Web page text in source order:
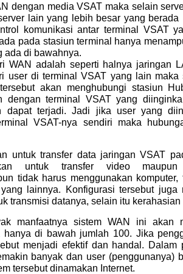
dengan media VSAT maka selain
lain yang lebih besar yang
komunikasi antar terminal VSAT
pada stasiun terminal hanya
ada di bawahnya.
WAN adalah seperti halnya jaringan
user di terminal VSAT yang lain
akan menghubungi stasiun
dengan terminal VSAT yang
dapat terjadi. Jadi jika user yang
VSAT-nya sendiri maka
untuk transfer data jaringan VSAT
untuk transfer video
tidak harus menggunakan
lainnya. Konfigurasi tersebut juga
transmisi datanya, selain itu
manfaatnya sistem WAN ini akan
hanya di bawah jumlah 100. Jika
menjadi efektif dan handal. Dalam
banyak dan user (penggunanya)
tersebut dinamakan Internet.